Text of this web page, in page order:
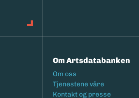
Om Artsdatabanken
Footermeny
Om oss
Tjenestene våre
Kontakt og presse